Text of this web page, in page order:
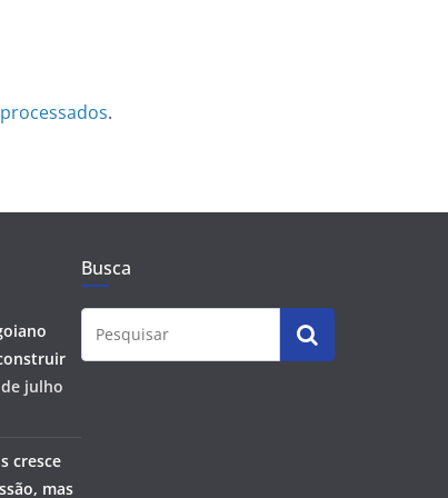
.
julho
cresce
mas
Busca